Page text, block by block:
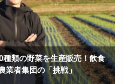
種類の野菜を生産販売！飲食
業者集団の「挑戦」